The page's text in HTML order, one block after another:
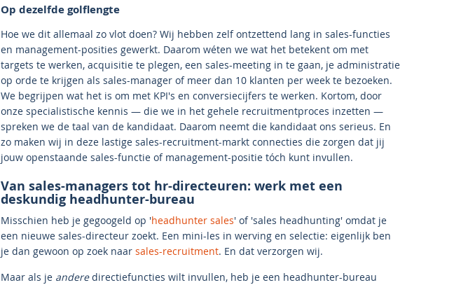
Op dezelfde golflengte
Hoe we dit allemaal zo vlot doen? Wij hebben zelf ontzettend lang in sales-functies
en management-posities gewerkt. Daarom wéten we wat het betekent om met
targets te werken, acquisitie te plegen, een sales-meeting in te gaan, je administratie
op orde te krijgen als sales-manager of meer dan 10 klanten per week te bezoeken.
We begrijpen wat het is om met KPI's en conversiecijfers te werken. Kortom, door
onze specialistische kennis — die we in het gehele recruitmentproces inzetten —
spreken we de taal van de kandidaat. Daarom neemt die kandidaat ons serieus. En
zo maken wij in deze lastige sales-recruitment-markt connecties die zorgen dat jij
jouw openstaande sales-functie of management-positie tóch kunt invullen.
Van sales-managers tot hr-directeuren: werk met een
deskundig headhunter-bureau
Misschien heb je gegoogeld op 'headhunter sales' of 'sales headhunting' omdat je
een nieuwe sales-directeur zoekt. Een mini-les in werving en selectie: eigenlijk ben
je dan gewoon op zoek naar sales-recruitment. En dat verzorgen wij.
Maar als je anderedirectiefuncties wilt invullen, heb je een headhunter-bureau